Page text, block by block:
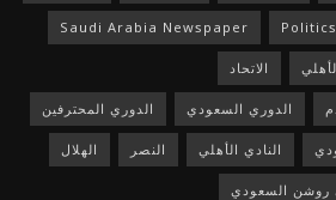
Politics
Saudi Arabia Newspaper
الاتحاد
الدوري السعودي الدوري المحترفين
النادي الأهلي النصر الهلال
روشن السعودي